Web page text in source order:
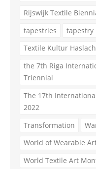
Rijswijk Textile
tapestries
tapestry
Textile Kultur Haslach
the 7th Riga
Triennial
The 17th
2022
Transformation
World of Wearable
World Textile Art